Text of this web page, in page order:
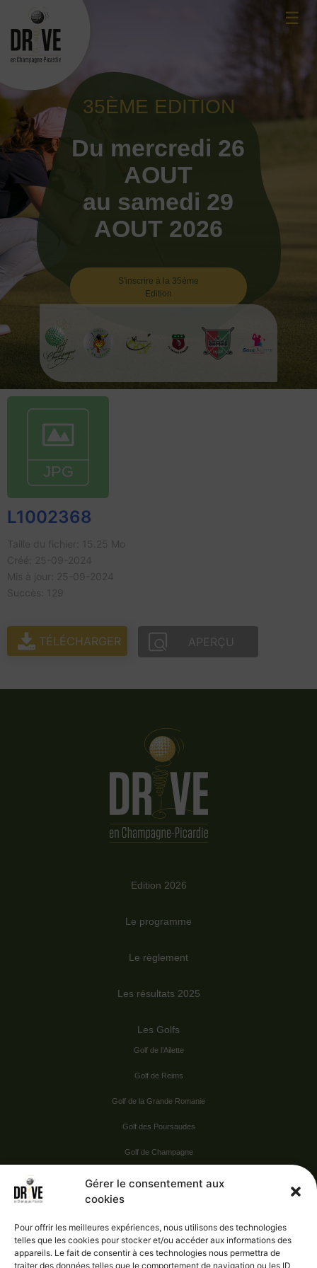
Gérer le consentement aux
cookies
Pour offrir les meilleures expériences, nous utilisons des technologies
telles que les cookies pour stocker et/ou accéder aux informations des
appareils. Le fait de consentir à ces technologies nous permettra de
traiter des données telles que le comportement de navigation ou les ID
content
☰
35ÈME EDITION
Du mercredi 26
AOUT
au samedi 29
AOUT 2026
S'inscrire à la 35ème
Edition
L1002368
TÉLÉCHARGER APERÇU
Edition 2026
Le programme
Le règlement
Les résultats 2025
Les Golfs
Golf de l’Ailette
Golf de Reims
Golf de la Grande Romanie
Golf des Poursaudes
Golf de Champagne
Vie pratique